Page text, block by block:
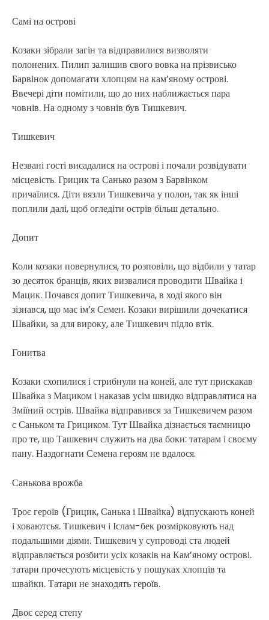
Самі на острові
Козаки зібрали загін та відправилися визволяти
полонених. Пилип залишив свого вовка на прізвисько
Барвінок допомагати хлопцям на кам’яному острові.
Ввечері діти помітили, що до них наближається пара
човнів. На одному з човнів був Тишкевич.
Тишкевич
Незвані гості висадалися на острові і почали розвідувати
місцевість. Грицик та Санько разом з Барвінком
причаїлися. Діти вязли Тишкевича у полон, так як інші
поплили далі, щоб огледіти острів більш детально.
Допит
Коли козаки повернулися, то розповіли, що відбили у татар
зо десяток бранців, яких визвалися проводити Швайка і
Мацик. Почався допит Тишкевича, в ході якого він
зізнався, що має ім’я Семен. Козаки вирішили дочекатися
Швайки, за для вироку, але Тишкевич підло втік.
Гонитва
Козаки схопилися і стрибнули на коней, але тут прискакав
Швайка з Мациком і наказав усім швидко відправлятися на
Зміїний острів. Швайка відправився за Тишкевичем разом
с Саньком та Грициком. Тут Швайка дізнається таємницю
про те, що Ташкевич служить на два боки: татарам і своєму
пану. Наздогнати Семена героям не вдалося.
Санькова врожба
Троє героїв (Грицик, Санька і Швайка) відпускають коней
і ховаютсья. Тишкевич і Іслам-бек розмірковують над
подальшими діями. Тишкевич у супроводі ста людей
відправляється розбити усіх козаків на Кам’яному острові.
татари прочесують місцевість у пошуках хлопців та
швайки. Татари не знаходять героїв.
Двоє серед степу